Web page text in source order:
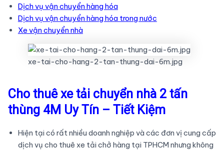
Dịch vụ vận chuyển hàng hóa
Dịch vụ vận chuyển hàng hóa trong nước
Xe vận chuyển nhà
xe-tai-cho-hang-2-tan-thung-dai-6m.jpg
Cho thuê xe tải chuyển nhà 2 tấn
thùng 4M Uy Tín – Tiết Kiệm
Hiện tại có rất nhiều doanh nghiệp và các đơn vị cung cấp
dịch vụ cho thuê xe tải chở hàng tại TPHCM nhưng không